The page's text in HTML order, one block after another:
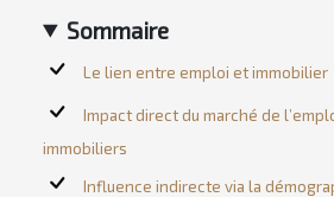
Sommaire
Le lien entre emploi et immobilier
Impact direct du marché de
immobiliers
Influence indirecte via la